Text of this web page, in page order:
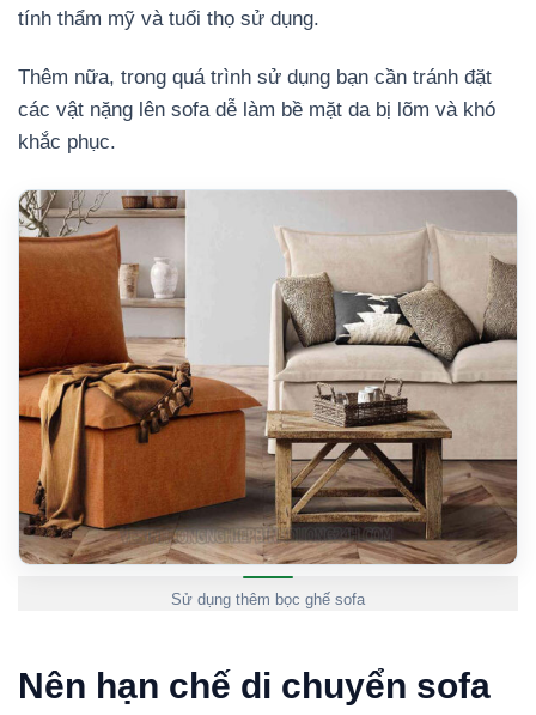
tính thẩm mỹ và tuổi thọ sử dụng.
Thêm nữa, trong quá trình sử dụng bạn cần tránh đặt
các vật nặng lên sofa dễ làm bề mặt da bị lõm và khó
khắc phục.
Sử dụng thêm bọc ghế sofa
Nên hạn chế di chuyển sofa